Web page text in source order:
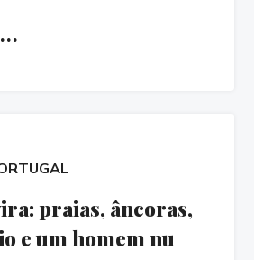
praias, âncoras,
e um homem nu